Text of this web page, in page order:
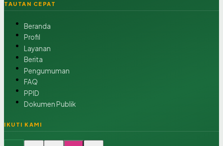
TAUTAN CEPAT
Beranda
Profil
Layanan
Berita
Pengumuman
FAQ
PPID
Dokumen Publik
IKUTI KAMI